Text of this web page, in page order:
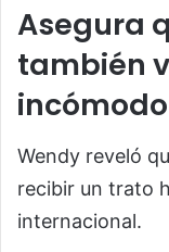
Asegura
también
incómodo
Wendy reveló
recibir un trato
internacional.